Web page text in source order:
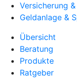
Versicherung
Geldanlage &
Übersicht
Beratung
Produkte
Ratgeber